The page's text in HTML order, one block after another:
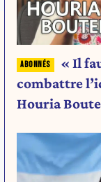
« Il
combattre
Houria